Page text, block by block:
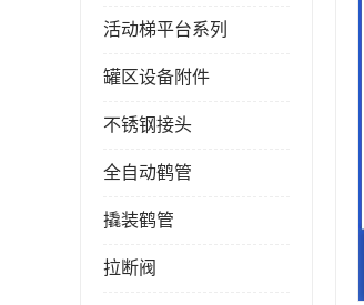
活动梯平台系列
罐区设备附件
不锈钢接头
全自动鹤管
撬装鹤管
拉断阀